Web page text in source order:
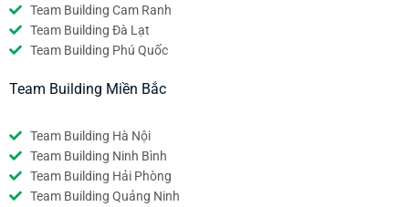
Team Building Cam Ranh
Team Building Đà Lạt
Team Building Phú Quốc
Team Building Miền Bắc
Team Building Hà Nội
Team Building Ninh Bình
Team Building Hải Phòng
Team Building Quảng Ninh